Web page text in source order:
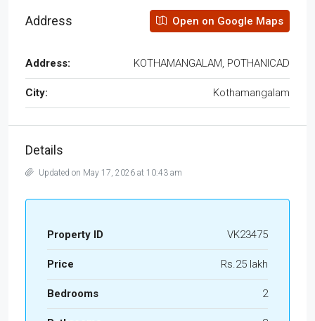
Address Open on Google Maps
Address: KOTHAMANGALAM, POTHANICAD
City: Kothamangalam
Details
Updated on May 17, 2026 at 10:43 am
Property ID VK23475
Price Rs.25 lakh
Bedrooms 2